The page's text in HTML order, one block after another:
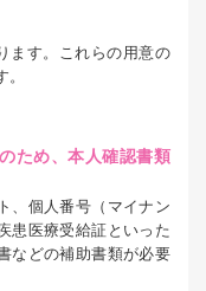
ます。これらの用意の
ため、本人確認書類
、個人番号（マイナン
患医療受給証といった
などの補助書類が必要